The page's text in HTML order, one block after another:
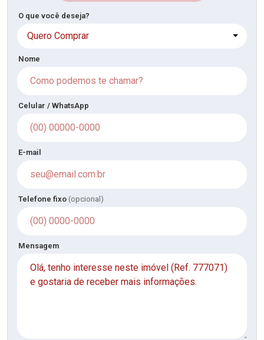
O que você deseja?
Quero Comprar
Nome
Celular / WhatsApp
E-mail
Telefone fixo (opcional)
Mensagem